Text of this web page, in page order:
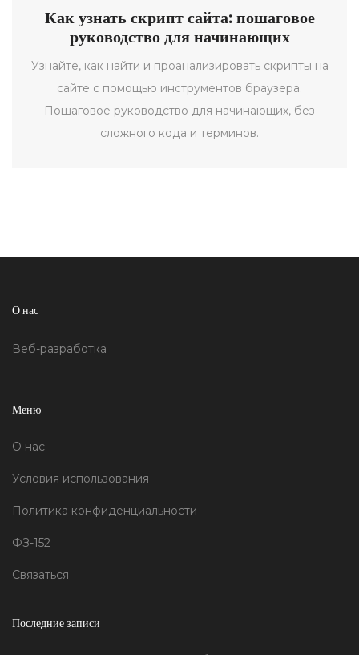
Как узнать скрипт сайта: пошаговое
руководство для начинающих
Узнайте, как найти и проанализировать скрипты на
сайте с помощью инструментов браузера.
Пошаговое руководство для начинающих, без
сложного кода и терминов.
О нас
Веб-разработка
Меню
О нас
Условия использования
Политика конфиденциальности
ФЗ-152
Связаться
Последние записи